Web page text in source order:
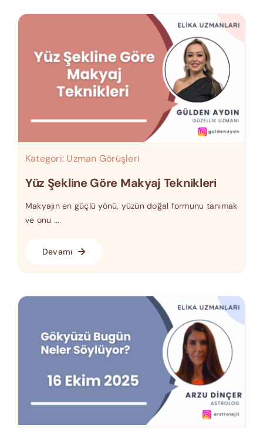
Kategori: Uzman Görüşleri
Yüz Şekline Göre Makyaj Teknikleri
Makyajın en güçlü yönü, yüzün doğal formunu tanımak
ve onu ...
Devamı